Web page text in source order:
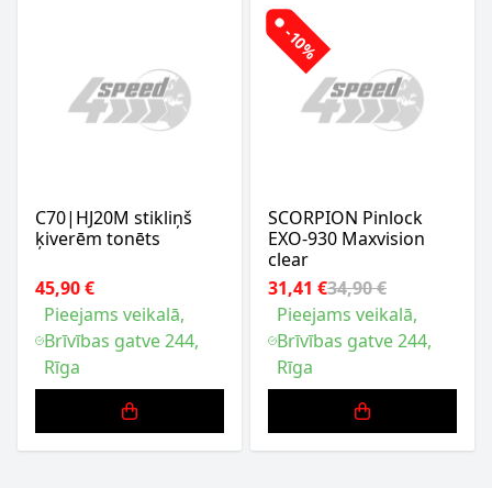
C70|HJ20M stikliņš
ķiverēm tonēts
45,90 €
Pieejams veikalā,
Brīvības gatve 244,
Rīga
-10%
SCORPION Pinlock
EXO-930 Maxvision
clear
31,41 €34,90 €
Pieejams veikalā,
Brīvības gatve 244,
Rīga